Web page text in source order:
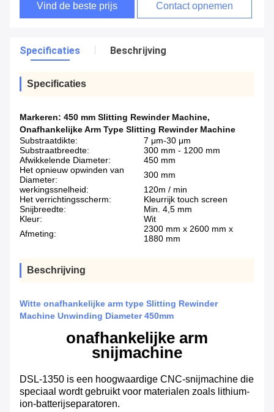
Vind de beste prijs Contact opnemen
Specificaties Beschrijving
Specificaties
Markeren: 450 mm Slitting Rewinder Machine,
Onafhankelijke Arm Type Slitting Rewinder Machine
Substraatdikte:
7 μm-30 μm
Substraatbreedte:
300 mm - 1200 mm
Afwikkelende Diameter:
450 mm
Het opnieuw opwinden van
Diameter:
300 mm
werkingssnelheid:
120m / min
Het verrichtingsscherm:
Kleurrijk touch screen
Snijbreedte:
Min. 4,5 mm
Kleur:
Wit
Afmeting:
2300 mm x 2600 mm x
1880 mm
Beschrijving
Witte onafhankelijke arm type Slitting Rewinder
Machine Unwinding Diameter 450mm
onafhankelijke arm
snijmachine
DSL-1350 is een hoogwaardige CNC-snijmachine die
speciaal wordt gebruikt voor materialen zoals lithium-
ion-batterijseparatoren.